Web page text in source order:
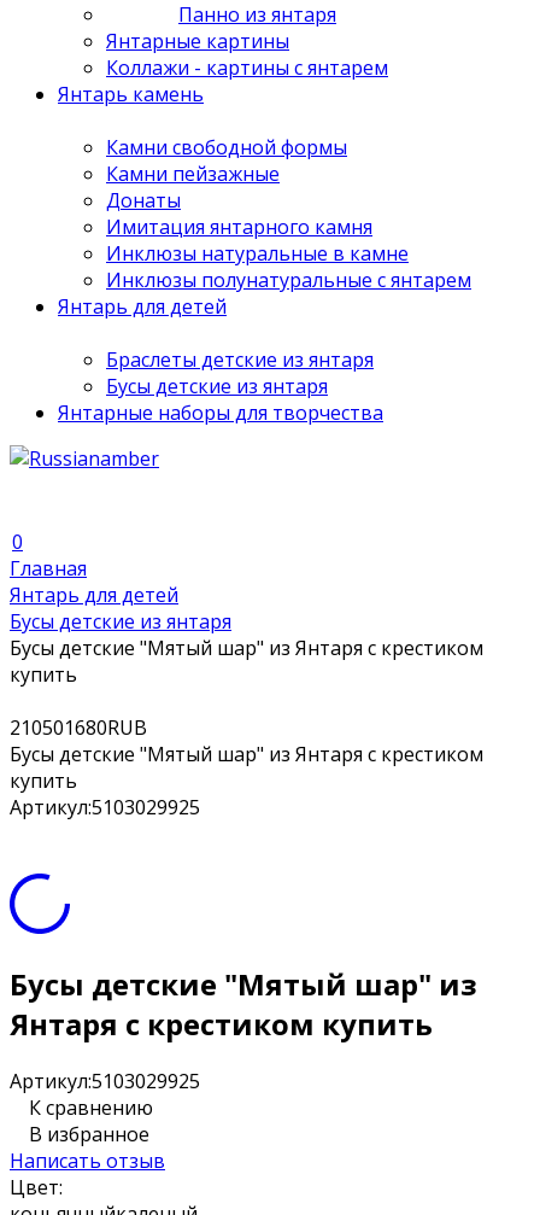
Панно из янтаря
Янтарные картины
Коллажи - картины с янтарем
Янтарь камень
Камни свободной формы
Камни пейзажные
Донаты
Имитация янтарного камня
Инклюзы натуральные в камне
Инклюзы полунатуральные с янтарем
Янтарь для детей
Браслеты детские из янтаря
Бусы детские из янтаря
Янтарные наборы для творчества
0
Главная
Янтарь для детей
Бусы детские из янтаря
Бусы детские "Мятый шар" из Янтаря с крестиком
купить
210501680RUB
Бусы детские "Мятый шар" из Янтаря с крестиком
купить
Артикул:5103029925
Бусы детские "Мятый шар" из
Янтаря с крестиком купить
Артикул:5103029925
К сравнению
В избранное
Написать отзыв
Цвет: